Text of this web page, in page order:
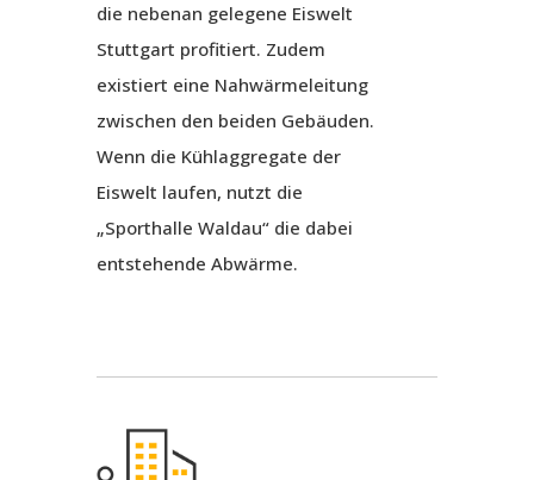
die nebenan gelegene Eiswelt
Stuttgart profitiert. Zudem
existiert eine Nahwärmeleitung
zwischen den beiden Gebäuden.
Wenn die Kühlaggregate der
Eiswelt laufen, nutzt die
„Sporthalle Waldau“ die dabei
entstehende Abwärme.